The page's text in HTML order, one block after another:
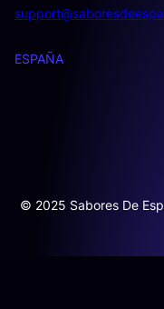
ESPAÑA
© 2025 Sabores De